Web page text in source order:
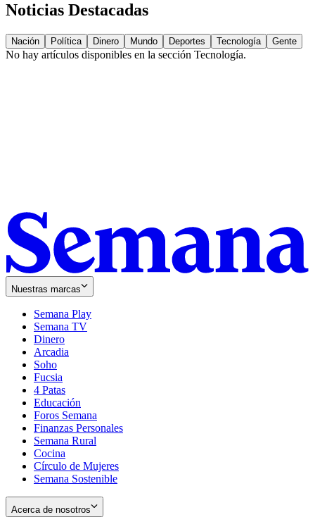
Noticias Destacadas
Nación Política Dinero Mundo Deportes Tecnología Gente
No hay artículos disponibles en la sección Tecnología.
Nuestras marcas
Semana Play
Semana TV
Dinero
Arcadia
Soho
in
new
window
Fucsia
in
new
window
4 Patas
Educación
Foros Semana
Finanzas Personales
Semana Rural
Cocina
Círculo de Mujeres
Semana Sostenible
Acerca de nosotros